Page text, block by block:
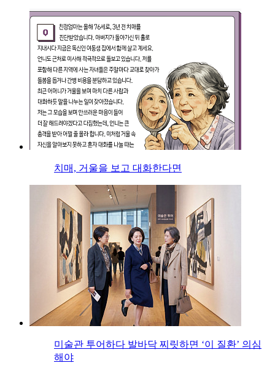
치매, 거울을 보고 대화한다면
미술관 투어하다 발바닥 찌릿하면 ‘이 질환’ 의심
해야